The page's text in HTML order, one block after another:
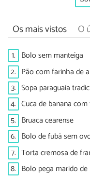
Os mais vistos O
1. Bolo sem manteiga
2. Pão com farinha de
3. Sopa paraguaia
4. Cuca de banana
5. Bruaca cearense
6. Bolo de fubá sem
7. Torta cremosa de
8. Bolo pega marido